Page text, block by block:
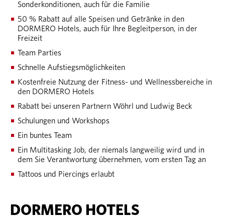
Sonderkonditionen, auch für die Familie
50 % Rabatt auf alle Speisen und Getränke in den
DORMERO Hotels, auch für Ihre Begleitperson, in der
Freizeit
Team Parties
Schnelle Aufstiegsmöglichkeiten
Kostenfreie Nutzung der Fitness- und Wellnessbereiche in
den DORMERO Hotels
Rabatt bei unseren Partnern Wöhrl und Ludwig Beck
Schulungen und Workshops
Ein buntes Team
Ein Multitasking Job, der niemals langweilig wird und in
dem Sie Verantwortung übernehmen, vom ersten Tag an
Tattoos und Piercings erlaubt
DORMERO HOTELS